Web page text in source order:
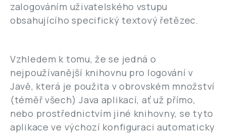
zalogováním uživatelského vstupu
obsahujícího specifický textový řetězec.
Vzhledem k tomu, že se jedná o
nejpoužívanější knihovnu pro logování v
Javě, která je použita v obrovském množství
(téměř všech) Java aplikací, ať už přímo,
nebo prostřednictvím jiné knihovny, se tyto
aplikace ve výchozí konfiguraci automaticky